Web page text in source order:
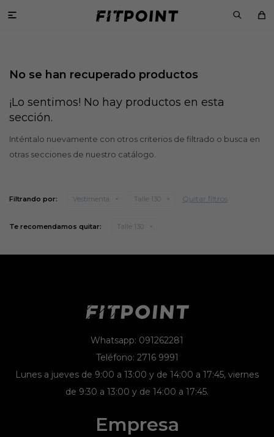

No se han recuperado productos
¡Lo sentimos! No hay productos en esta
sección.
Inténtalo nuevamente con otros criterios de filtrado o busca en
otras secciones de nuestro catálogo.
Filtrando por: Vestimenta Talle 130 Quitar filtros
Te recomendamos quitar: Talle 130
Whatsapp: 091262281
Teléfono: 2716 9991
Lunes a jueves de 9:00 a 13:00 y de 14:00 a 17:45, viernes
de 9:30 a 13:00 y de 14:00 a 17:45.
Empresa